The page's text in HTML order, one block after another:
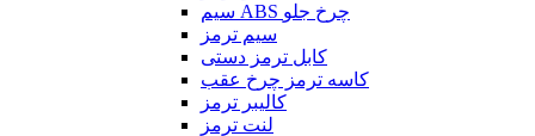
سیم ABS چرخ جلو
سیم ترمز
کابل ترمز دستی
کاسه ترمز چرخ عقب
کالیبر ترمز
لنت ترمز